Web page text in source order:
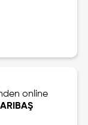
online